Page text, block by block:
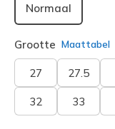
Normaal
Grootte Maattabel
27 27.5
32 33